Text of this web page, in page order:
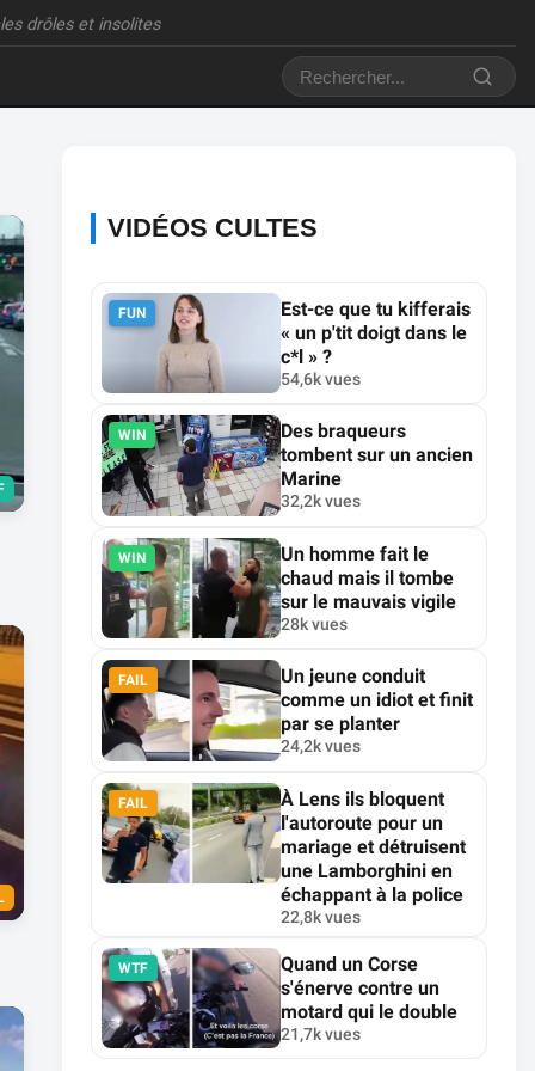
drôles et insolites
VIDÉOS CULTES
FUN
Est-ce que tu kifferais
« un p'tit doigt dans le
c*l » ?
54,6k vues
WIN
Des braqueurs
tombent sur un ancien
Marine
32,2k vues
WIN
Un homme fait le
chaud mais il tombe
sur le mauvais vigile
28k vues
FAIL
Un jeune conduit
comme un idiot et finit
par se planter
24,2k vues
FAIL
À Lens ils bloquent
l'autoroute pour un
mariage et détruisent
une Lamborghini en
échappant à la police
22,8k vues
WTF
Quand un Corse
s'énerve contre un
motard qui le double
21,7k vues